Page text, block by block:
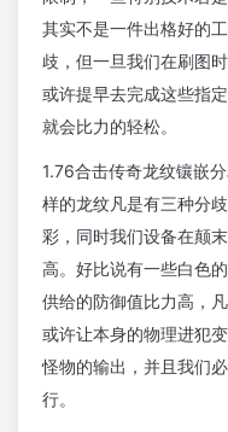
其实不是一件出格好的
歧，但一旦我们在刷图
或许提早去完成这些指
就会比力的轻松。
1.76合击传奇龙纹镶嵌
样的龙纹凡是有三种分
彩，同时我们设备在颠
高。好比说有一些白色
供给的防御值比力高，
或许让本身的物理进犯
怪物的输出，并且我们
行。